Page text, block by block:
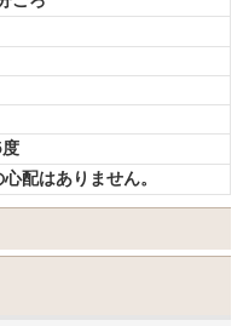
配はありません。